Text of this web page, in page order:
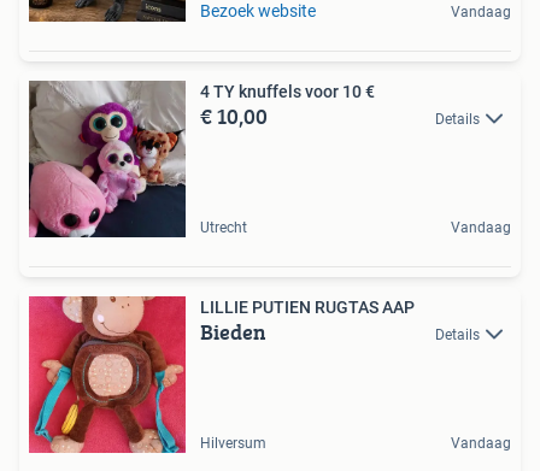
Bezoek website Vandaag
4 TY knuffels voor 10 €
€ 10,00 Details
Utrecht Vandaag
LILLIE PUTIEN RUGTAS AAP
Bieden Details
Hilversum Vandaag